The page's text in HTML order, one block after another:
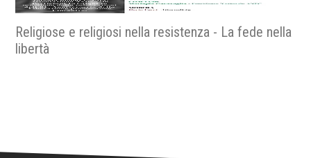
Religiose e religiosi nella resistenza - La fede nella
libertà